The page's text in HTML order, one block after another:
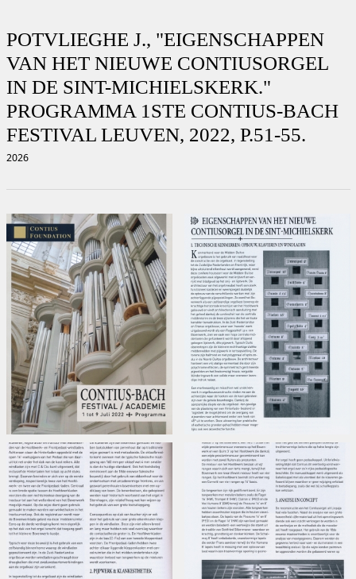
POTVLIEGHE J., "EIGENSCHAPPEN
VAN HET NIEUWE CONTIUSORGEL
IN DE SINT-MICHIELSKERK."
PROGRAMMA 1STE CONTIUS-BACH
FESTIVAL LEUVEN, 2022, P.51-55.
2026